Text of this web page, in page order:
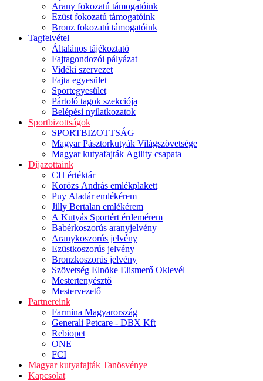
Arany fokozatú támogatóink
Ezüst fokozatú támogatóink
Bronz fokozatú támogatóink
Tagfelvétel
Általános tájékoztató
Fajtagondozói pályázat
Vidéki szervezet
Fajta egyesület
Sportegyesület
Pártoló tagok szekciója
Belépési nyilatkozatok
Sportbizottságok
SPORTBIZOTTSÁG
Magyar Pásztorkutyák Világszövetsége
Magyar kutyafajták Agility csapata
Díjazottaink
CH értéktár
Korózs András emlékplakett
Puy Aladár emlékérem
Jilly Bertalan emlékérem
A Kutyás Sportért érdemérem
Babérkoszorús aranyjelvény
Aranykoszorús jelvény
Ezüstkoszorús jelvény
Bronzkoszorús jelvény
Szövetség Elnöke Elismerő Oklevél
Mestertenyésztő
Mestervezető
Partnereink
Farmina Magyarország
Generali Petcare - DBX Kft
Rebiopet
ONE
FCI
Magyar kutyafajták Tanösvénye
Kapcsolat